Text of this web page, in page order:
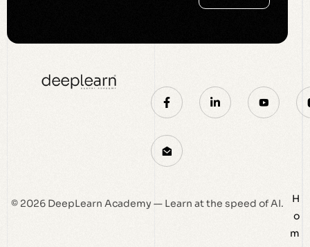
© 2026 DeepLearn Academy — Learn at the speed of AI.
H
o
m